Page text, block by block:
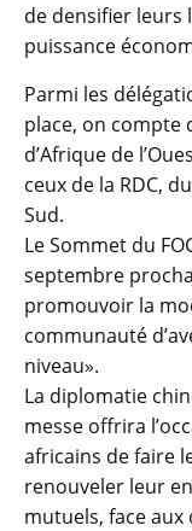
de densifier leurs
puissance
Parmi les
place, on compte
d’Afrique de
ceux de la RDC,
Sud.
Le Sommet du
septembre
promouvoir la
communauté
niveau».
La diplomatie
messe offrira
africains de faire
renouveler leur
mutuels, face aux